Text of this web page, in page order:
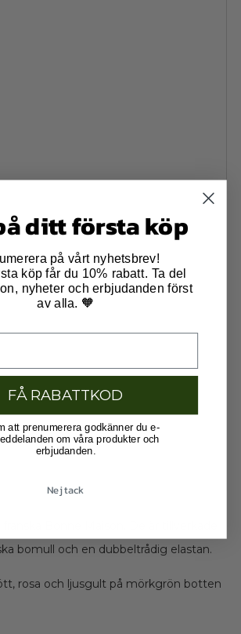
bomull och en dubbeltrådig elastan.
rosa och ljusgult på mörkgrön botten
ditt första köp
på vårt nyhetsbrev!
köp får du 10% rabatt. Ta del
nyheter och erbjudanden först
av alla. 🧡
FÅ RABATTKOD
att prenumerera godkänner du e-
om våra produkter och
erbjudanden.
Nej tack